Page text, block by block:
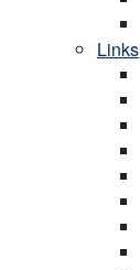
Links